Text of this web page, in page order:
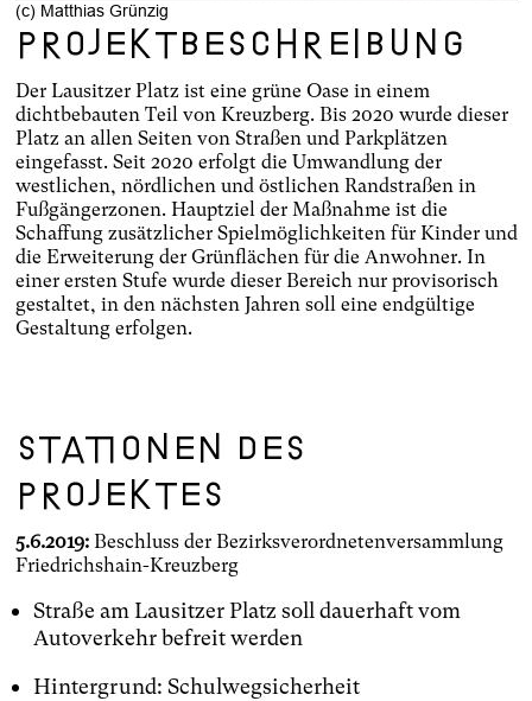
(c) Matthias Grünzig
Projektbeschreibung
Der Lausitzer Platz ist eine grüne Oase in einem
dichtbebauten Teil von Kreuzberg. Bis 2020 wurde dieser
Platz an allen Seiten von Straßen und Parkplätzen
eingefasst. Seit 2020 erfolgt die Umwandlung der
westlichen, nördlichen und östlichen Randstraßen in
Fußgängerzonen. Hauptziel der Maßnahme ist die
Schaffung zusätzlicher Spielmöglichkeiten für Kinder und
die Erweiterung der Grünflächen für die Anwohner. In
einer ersten Stufe wurde dieser Bereich nur provisorisch
gestaltet, in den nächsten Jahren soll eine endgültige
Gestaltung erfolgen.
Stationen des
Projektes
5.6.2019:Beschluss der Bezirksverordnetenversammlung
Friedrichshain-Kreuzberg
Straße am Lausitzer Platz soll dauerhaft vom
Autoverkehr befreit werden
Hintergrund: Schulwegsicherheit